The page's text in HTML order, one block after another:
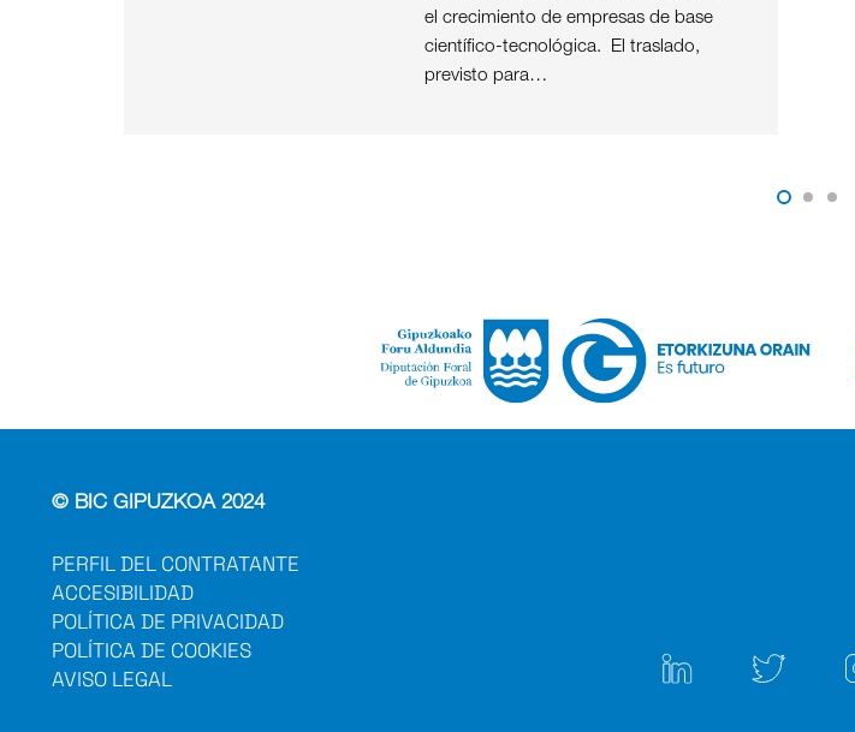
el crecimiento de empresas de base
científico-tecnológica. El traslado,
previsto para…
© BIC GIPUZKOA 2024
PERFIL DEL CONTRATANTE
ACCESIBILIDAD
POLÍTICA DE PRIVACIDAD
POLÍTICA DE COOKIES
AVISO LEGAL